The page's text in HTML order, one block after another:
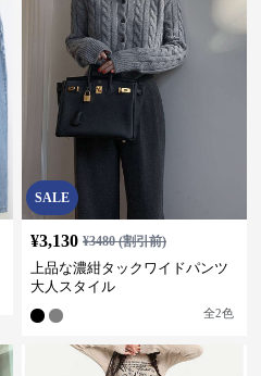
SALE
¥3,130 ¥3480(割引前)
上品な濃紺タックワイドパンツ
大人スタイル
全2色